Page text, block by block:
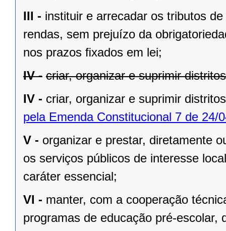
III - instituir e arrecadar os tributos
rendas, sem prejuízo da
nos prazos ﬁxados em lei;
IV - criar, organizar e suprimir
IV - criar, organizar e suprimir
pela Emenda Constitucional 7 de 24/
V - organizar e prestar, diretamente
os serviços públicos de interesse
caráter essencial;
VI - manter, com a cooperação
programas de educação pré-escolar,